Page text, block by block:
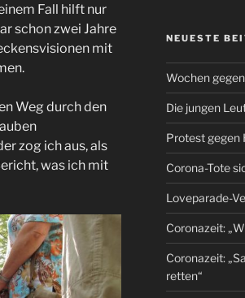
Fall hilft nur
schon zwei Jahre
mit
Weg durch den
zog ich aus, als
was ich mit
NEUESTE
Wochen
Die jungen
Protest gegen
Corona-Tote
Loveparade-
Coronazeit:
Coronazeit:
retten“